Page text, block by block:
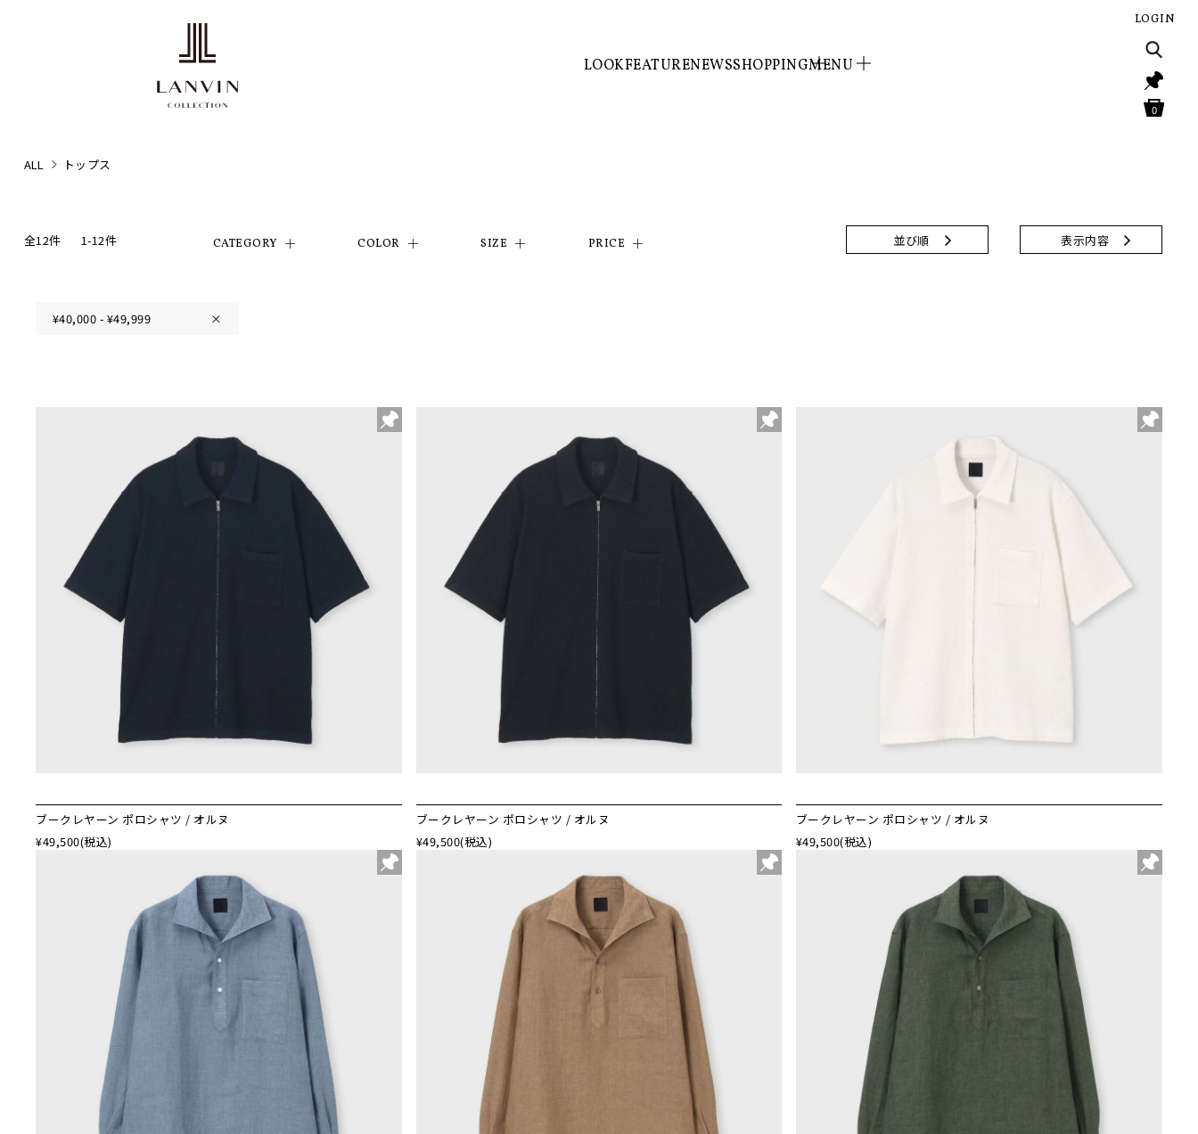
LOOKFEATURENEWSSHOPPINGMENU
LOGIN
0
ALL トップス
全12件 1-12件 CATEGORY COLOR SIZE PRICE 並び順 表示内容
¥40,000 - ¥49,999 ×
ブークレヤーン ポロシャツ / オルヌ
¥49,500(税込)
ブークレヤーン ポロシャツ / オルヌ
¥49,500(税込)
ブークレヤーン ポロシャツ / オルヌ
¥49,500(税込)